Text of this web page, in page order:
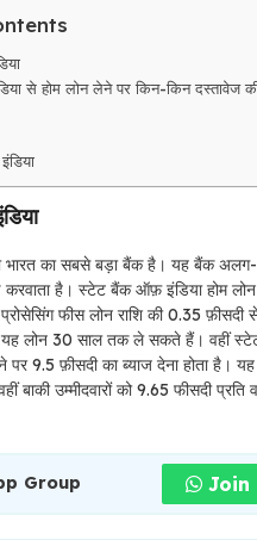
से होम लोन लेने पर किन-किन दस्तावेज की
का सबसे बड़ा बैंक है। यह बैंक
करवाता है। स्टेट बैंक ऑफ़ इंडिया होम
फीस लोन राशि की 0.35 फ़ीसदी
यह लोन 30 साल तक ले सकते हैं। वहीं
पर 9.5 फ़ीसदी का ब्याज देना होता है।
बाकी उम्मीदवारों को 9.65 फीसदी प्रति
Group Join